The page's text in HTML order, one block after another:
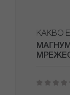
КАКВО